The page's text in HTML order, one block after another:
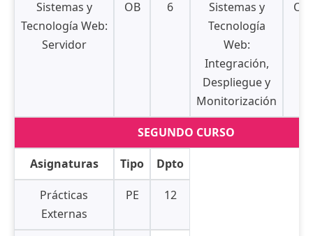
Sistemas y
Tecnología Web:
Servidor
OB 6
Sistemas y
Tecnología
Web:
Integración,
Despliegue y
Monitorización
OB
SEGUNDO CURSO
Asignaturas Tipo Dpto
Prácticas
Externas
PE 12